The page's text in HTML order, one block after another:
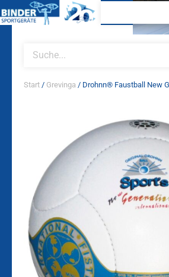
Inhalt
search
Start / Grevinga / Drohnn® Faustball New
Generation
International
Menge